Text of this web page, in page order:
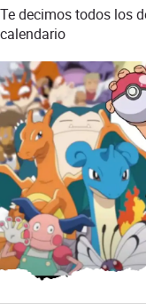
Te decimos todos los
calendario